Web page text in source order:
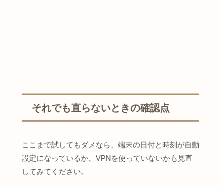
それでも直らないときの確認点
ここまで試してもダメなら、端末の日付と時刻が自動
設定になっているか、VPNを使っていないかも見直
してみてください。